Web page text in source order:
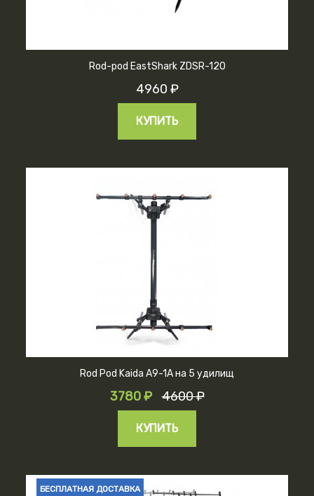
Rod-pod EastShark ZDSR-120
4960 ₽
КУПИТЬ
Rod Pod Kaida A9-1A на 5 удилищ
3780 ₽ 4600 ₽
КУПИТЬ
БЕСПЛАТНАЯ ДОСТАВКА